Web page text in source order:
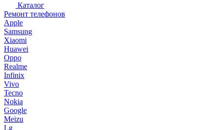
Каталог
Ремонт телефонов
Apple
Samsung
Xiaomi
Huawei
Oppo
Realme
Infinix
Vivo
Tecno
Nokia
Google
Meizu
Lg